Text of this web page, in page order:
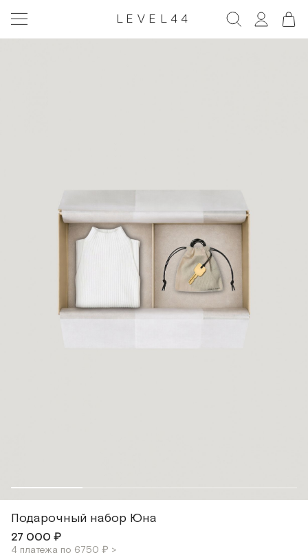
LEVEL44
Подарочный набор Юна
27 000 ₽
4 платежа по 6750 ₽ >